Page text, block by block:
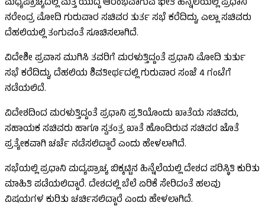
ನರೇಂದ್ರ ಮೋದಿ ಗುರುವಾರ ಸಚಿವರ ತುರ್ತ ಸಭೆ ಕರೆದಿದ್ದು, ಎಲ್ಲಾ ಸಚಿವರು
ದೆಹಲಿಯಲ್ಲಿ ತಂಗುವಂತೆ ಸೂಚಿಸಲಾಗಿದೆ.
ವಿದೇಶೀ ಪ್ರವಾಸ ಮುಗಿಸಿ ತವರಿಗೆ ಮರಳುತ್ತಿದ್ದಂತೆ ಪ್ರಧಾನಿ ಮೋದಿ ತುರ್ತು
ಸಭೆ ಕರೆದಿದ್ದು, ದೆಹಲಿಯ ಶಿವತೀರ್ಥದಲ್ಲಿ ಗುರುವಾರ ಸಂಜೆ 4 ಗಂಟೆಗೆ
ನಡೆಯಲಿದೆ.
ವಿದೇಶದಿಂದ ಮರಳುತ್ತಿದ್ದಂತೆ ಪ್ರಧಾನಿ ಪ್ರತಿಯೊಂದು ಖಾತೆಯ ಸಚಿವರು,
ಸಹಾಯಕ ಸಚಿವರು ಹಾಗೂ ಸ್ವತಂತ್ರ ಖಾತೆ ಹೊಂದಿರುವ ಸಚಿವರ ಜೊತೆ
ಪ್ರತ್ಯೇಕವಾಗಿ ಚರ್ಚೆ ನಡೆಸಲಿದ್ದಾರೆ ಎಂದು ಹೇಳಲಾಗಿದೆ.
ಸಭೆಯಲ್ಲಿ ಪ್ರಧಾನಿ ಮದ್ಯಪ್ರಾಚ್ಯ ಬಿಕ್ಕಟ್ಟಿನ ಹಿನ್ನೆಲೆಯಲ್ಲಿ ದೇಶದ ಪರಿಸ್ಥಿತಿ ಕುರಿತು
ಮಾಹಿತಿ ಪಡೆಯಲಿದ್ದಾರೆ. ದೇಶದಲ್ಲಿ ಬೆಲೆ ಏರಿಕೆ ಸೇರಿದಂತೆ ಹಲವು
ವಿಷಯಗಳ ಕುರಿತು ಚರ್ಚಿಸಲಿದ್ದಾರೆ ಎಂದು ಹೇಳಲಾಗಿದೆ.